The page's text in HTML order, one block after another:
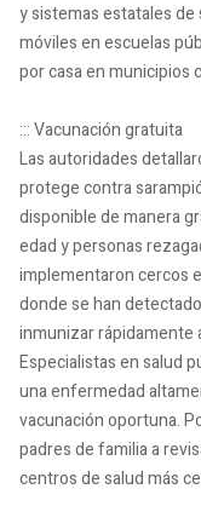
y sistemas estatales
móviles en escuelas
por casa en municipios
::: Vacunación gratuita
Las autoridades
protege contra
disponible de manera
edad y personas
implementaron cercos
donde se han
inmunizar rápidamente
Especialistas en salud
una enfermedad
vacunación oportuna.
padres de familia a
centros de salud más